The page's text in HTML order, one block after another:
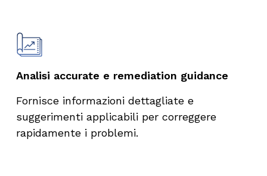
Analisi accurate e remediation guidance
Fornisce informazioni dettagliate e
suggerimenti applicabili per correggere
rapidamente i problemi.